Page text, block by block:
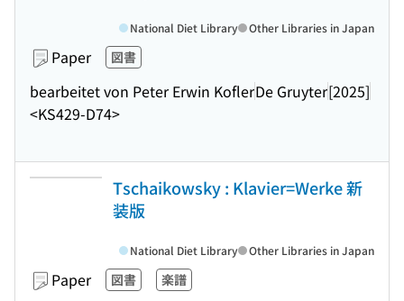
Paper 図書
bearbeitet von Peter Erwin KoflerDe Gruyter[2025]
<KS429-D74>
National Diet Library Other Libraries in Japan
Tschaikowsky : Klavier=Werke 新
装版
Paper 図書 楽譜
National Diet Library Other Libraries in Japan